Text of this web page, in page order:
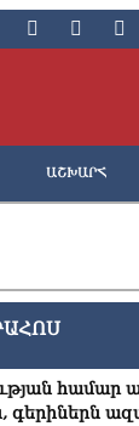
ԱՇԽԱՐՀ
համար